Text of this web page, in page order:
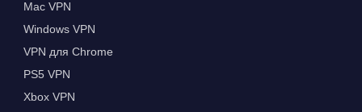
Mac VPN
Windows VPN
VPN для Chrome
PS5 VPN
Xbox VPN